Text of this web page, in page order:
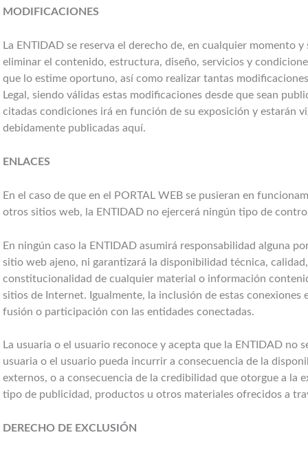
MODIFICACIONES
La ENTIDAD se reserva el derecho de, en cualquier momento
eliminar el contenido, estructura, diseño, servicios y
que lo estime oportuno, así como realizar tantas
Legal, siendo válidas estas modificaciones desde que sean
citadas condiciones irá en función de su exposición y estarán
debidamente publicadas aquí.
ENLACES
En el caso de que en el PORTAL WEB se pusieran en
otros sitios web, la ENTIDAD no ejercerá ningún tipo de
En ningún caso la ENTIDAD asumirá responsabilidad alguna
sitio web ajeno, ni garantizará la disponibilidad técnica,
constitucionalidad de cualquier material o información
sitios de Internet. Igualmente, la inclusión de estas
fusión o participación con las entidades conectadas.
La usuaria o el usuario reconoce y acepta que la ENTIDAD no
usuaria o el usuario pueda incurrir a consecuencia de la
externos, o a consecuencia de la credibilidad que otorgue a la
tipo de publicidad, productos u otros materiales ofrecidos a
DERECHO DE EXCLUSIÓN